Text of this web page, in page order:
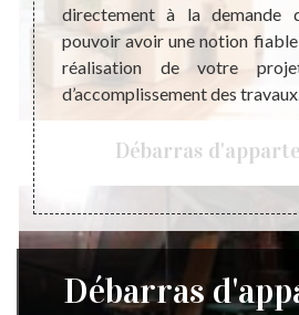
Débarras
qui
très
directement à la demande
pouvoir avoir une notion
réalisation de votre
d’accomplissement des
Débarras